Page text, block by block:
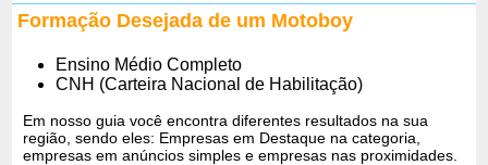
Formação Desejada de um Motoboy
Ensino Médio Completo
CNH (Carteira Nacional de Habilitação)
Em nosso guia você encontra diferentes resultados na sua
região, sendo eles: Empresas em Destaque na categoria,
empresas em anúncios simples e empresas nas proximidades.